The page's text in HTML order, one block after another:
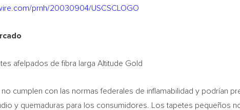
prnh/20030904/USCSCLOGO
afelpados de fibra larga Altitude Gold
no cumplen con las normas federales de inflamabilidad y podrían
y quemaduras para los consumidores. Los tapetes pequeños